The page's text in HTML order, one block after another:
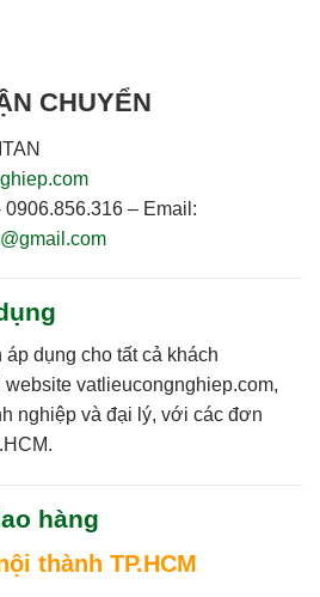
CHUYỂN
0906.856.316 – Email:
áp dụng cho tất cả khách
website vatlieucongnghiep.com,
nghiệp và đại lý, với các đơn
hàng
thành TP.HCM